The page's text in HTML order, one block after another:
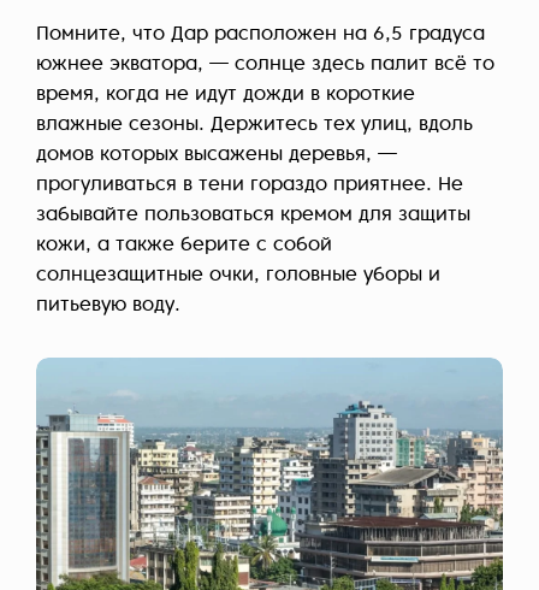
Помните, что Дар расположен на 6,5 градуса
южнее экватора, — солнце здесь палит всё то
время, когда не идут дожди в короткие
влажные сезоны. Держитесь тех улиц, вдоль
домов которых высажены деревья, —
прогуливаться в тени гораздо приятнее. Не
забывайте пользоваться кремом для защиты
кожи, а также берите с собой
солнцезащитные очки, головные уборы и
питьевую воду.